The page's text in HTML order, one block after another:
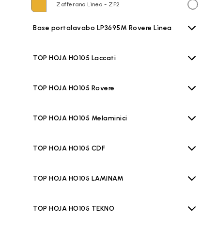
Zafferano Lìnea - ZF2
Base portalavabo LP3695M Rovere Lìnea
TOP HOJA HO105 Laccati
TOP HOJA HO105 Rovere
TOP HOJA HO105 Melaminici
TOP HOJA HO105 CDF
TOP HOJA HO105 LAMINAM
TOP HOJA HO105 TEKNO